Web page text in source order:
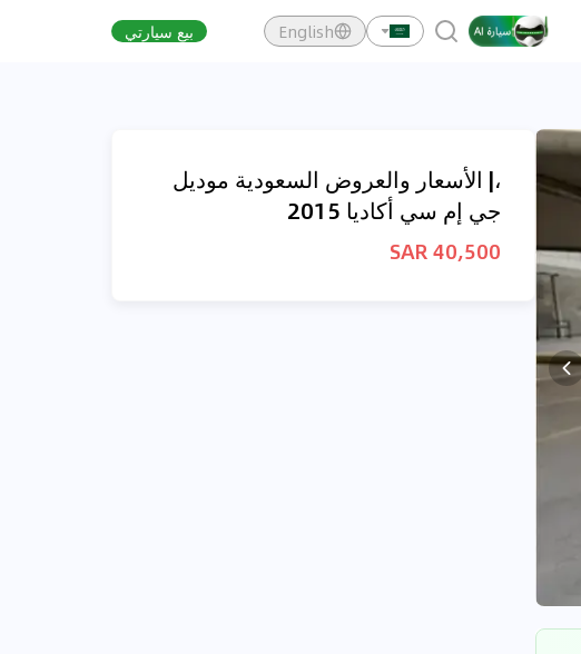
English بيع سيارتي
،| الأسعار والعروض السعودية موديل
جي إم سي أكاديا 2015
40,500 SAR